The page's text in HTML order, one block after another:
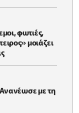
φωτιές,
μοιάζει
Ανανέωσε με τη